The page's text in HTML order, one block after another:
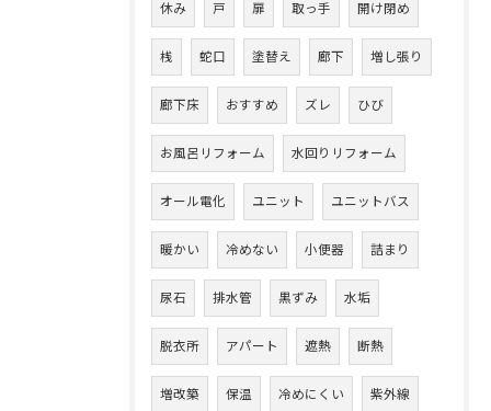
休み 戸 扉 取っ手 開け閉め
桟 蛇口 塗替え 廊下 増し張り
廊下床 おすすめ ズレ ひび
お風呂リフォーム 水回りリフォーム
オール電化 ユニット ユニットバス
暖かい 冷めない 小便器 詰まり
尿石 排水管 黒ずみ 水垢
脱衣所 アパート 遮熱 断熱
増改築 保温 冷めにくい 紫外線